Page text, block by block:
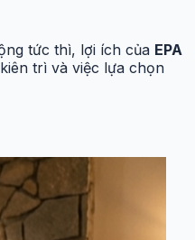
tức thì, lợi ích của EPA
trì và việc lựa chọn